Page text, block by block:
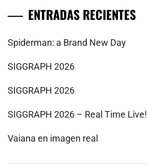
ENTRADAS RECIENTES
Spiderman: a Brand New Day
SIGGRAPH 2026
SIGGRAPH 2026
SIGGRAPH 2026 – Real Time Live!
Vaiana en imagen real